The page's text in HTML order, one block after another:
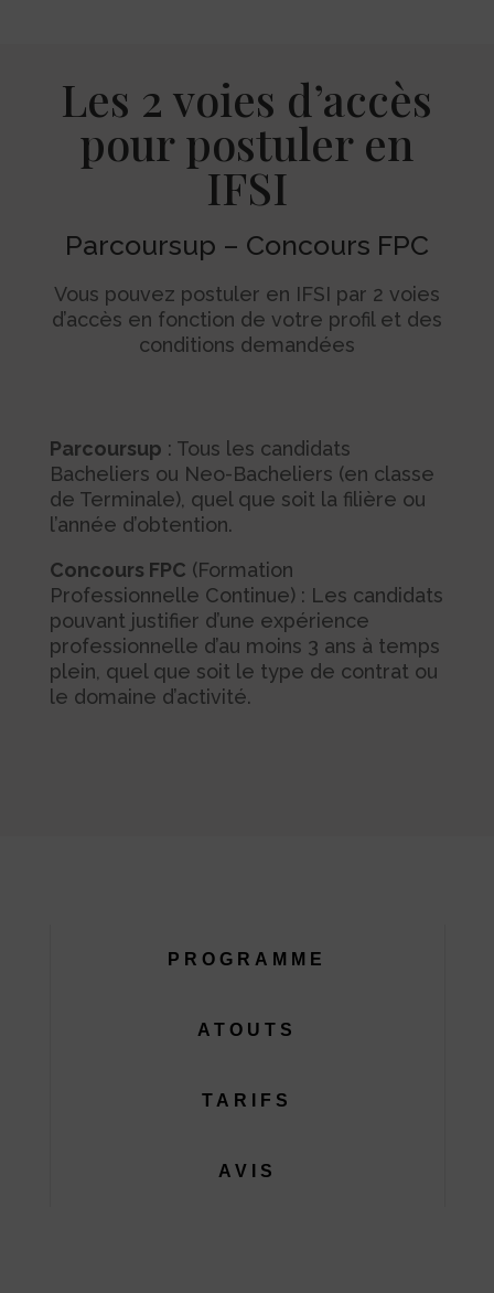
Les 2 voies d’accès
pour postuler en
IFSI
Parcoursup – Concours FPC
Vous pouvez postuler en IFSI par 2 voies
d’accès en fonction de votre profil et des
conditions demandées
Parcoursup : Tous les candidats
Bacheliers ou Neo-Bacheliers (en classe
de Terminale), quel que soit la filière ou
l’année d’obtention.
Concours FPC (Formation
Professionnelle Continue) : Les candidats
pouvant justifier d’une expérience
professionnelle d’au moins 3 ans à temps
plein, quel que soit le type de contrat ou
le domaine d’activité.
PROGRAMME
ATOUTS
TARIFS
AVIS